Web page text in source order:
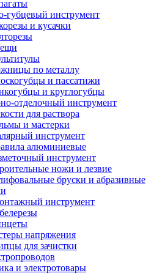
губцевый инструмент
и кусачки
по металлу
и пассатижи
и круглогубцы
отделочный инструмент
для раствора
и мастерки
инструмент
алюминиевые
инструмент
ножи и лезвие
бруски и абразивные
инструмент
напряжения
для зачистки
и электротовары